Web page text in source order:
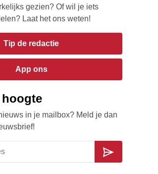
gezien? Of wil je iets
Laat het ons weten!
Tip de redactie
App ons
in je mailbox? Meld je dan